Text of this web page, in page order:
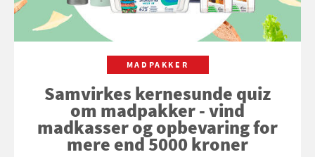
MADPAKKER
Samvirkes kernesunde quiz
om madpakker - vind
madkasser og opbevaring for
mere end 5000 kroner